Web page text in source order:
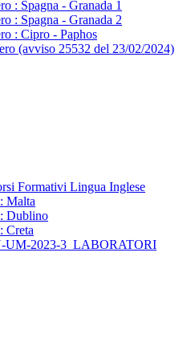
: Spagna - Granada 1
: Spagna - Granada 2
: Cipro - Paphos
(avviso 25532 del 23/02/2024)
Formativi Lingua Inglese
Malta
Dublino
Creta
UM-2023-3 LABORATORI